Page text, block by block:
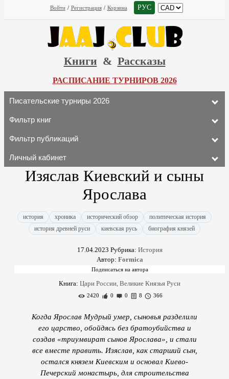
Войти / Регистрация / Корзина РУС
Книги & Рассказы
РАСПИСАНИЕ ТУРНИРОВ 2026
Писательские турниры 2026
Фильтр книг
Фильтр публикаций
Личный кабинет
Изяслав Киевский и сыны
Ярослава
история хроника исторический обзор
политическая история
история древней руси
киевская русь биография князей
17.04.2023 Рубрика: История
Автор: Formica
Книга: Цари России, Великие Князья Руси
2420 0 0 8 366
Когда Ярослав Мудрый умер, сыновья разделили
его царство, обойдясь без братоубийства и
создав «триумвират сынов Ярослава», и стали
все вместе править. Изяслав, как старший сын,
остался князем Киевским и основал Киево-
Печерский монастырь, для строительства